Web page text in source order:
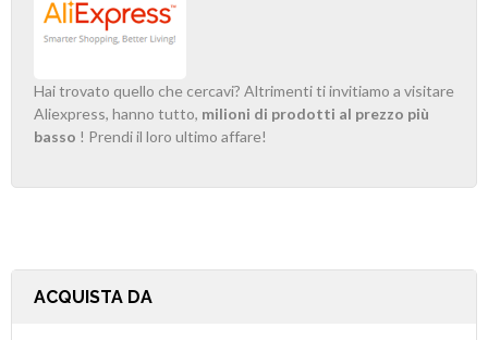
Hai trovato quello che cercavi? Altrimenti ti invitiamo a visitare
Aliexpress, hanno tutto, milioni di prodotti al prezzo più
basso ! Prendi il loro ultimo affare!
ACQUISTA DA